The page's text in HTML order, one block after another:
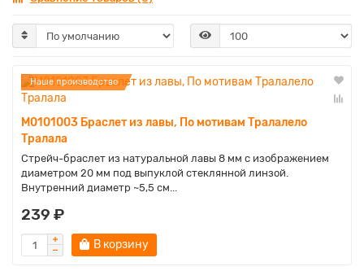
Наше производство
M0101003 Браслет из лавы, По мотивам Тралалело
Тралала
Стрейч-браслет из натуральной лавы 8 мм с изображением
диаметром 20 мм под выпуклой стеклянной линзой.
Внутренний диаметр ~5,5 см...
239 ₽
В корзину